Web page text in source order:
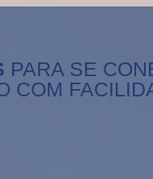
PARA SE
COM